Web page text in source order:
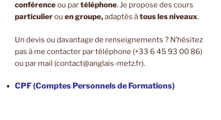
conférenceou partéléphone. Je propose des cours
particulierou en groupe,adaptés àtous les niveaux.
Un devis ou davantage de renseignements ? N’hésitez
pas à me contacter par téléphone (+33 6 45 93 00 86)
ou par mail (contact@anglais-metz.fr).
CPF (Comptes Personnels de Formations)